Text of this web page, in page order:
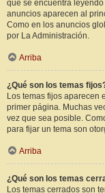
que se encuentra
anuncios aparecen al
Como en los anuncios
por La Administración.
Arriba
¿Qué son los temas
Los temas fijos aparecen
primer página. Muchas
vez que sea posible.
para fijar un tema son
Arriba
¿Qué son los temas
Los temas cerrados son